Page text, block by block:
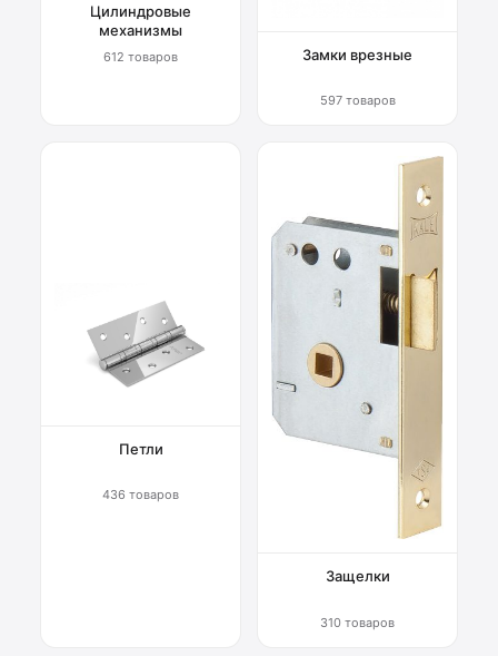
Цилиндровые
механизмы
612 товаров Замки врезные
597 товаров
Петли
436 товаров
Защелки
310 товаров